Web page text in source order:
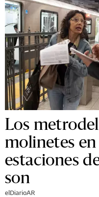
Los
molinetes
estaciones
son
elDiarioAR